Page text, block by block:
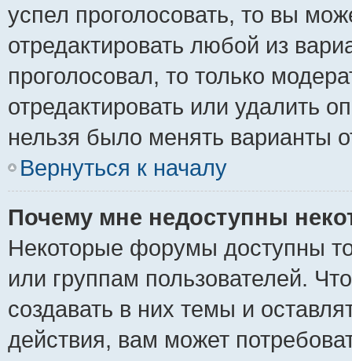
успел проголосовать, то вы
отредактировать любой из
проголосовал, то только
отредактировать или удалить
нельзя было менять варианты
Вернуться к началу
Почему мне недоступны
Некоторые форумы доступны
или группам пользователей.
создавать в них темы и
действия, вам может